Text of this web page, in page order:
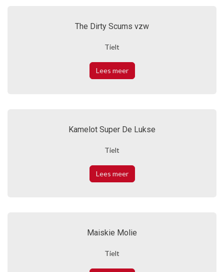
The Dirty Scums vzw
Tielt
Lees meer
Kamelot Super De Lukse
Tielt
Lees meer
Maiskie Molie
Tielt